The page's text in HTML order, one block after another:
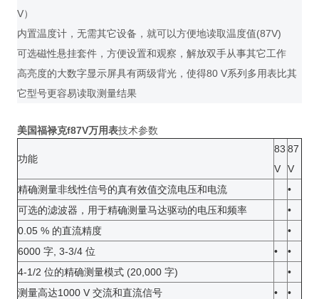
V）
内置温度计，无需其它设备，就可以方便地读取温度值(87V)
可选磁性悬挂套件，方便设置和观察，解放双手从事其它工作
高亮度的大数字显示屏具有两级背光，使得80 V系列多用表比其
它型号更容易读取测量结果
美国福禄克f87V万用表技术参数
功能
83
V
87
V
精确测量非线性信号的真有效值交流电压和电流
•
可选的滤波器，用于精确测量马达驱动的电压和频率
•
0.05 % 的直流精度
•
6000 字, 3-3/4 位
•
•
4-1/2 位的精确测量模式 (20,000 字)
•
测量高达1000 V 交流和直流信号
•
•